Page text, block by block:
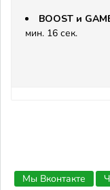
BOOST и
мин. 16 сек.
Мы Вконтакте